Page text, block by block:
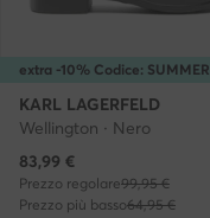
extra -10% Codice: SUMMER
KARL LAGERFELD
Wellington · Nero
Prezzo attuale
83,99 €
Prezzo regolare99,95 €
Prezzo più basso64,95 €